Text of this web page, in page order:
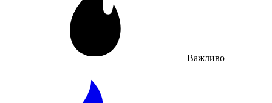
Важливо